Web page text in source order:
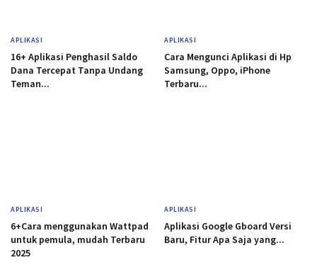
APLIKASI
16+ Aplikasi Penghasil Saldo
Dana Tercepat Tanpa Undang
Teman...
APLIKASI
Cara Mengunci Aplikasi di Hp
Samsung, Oppo, iPhone
Terbaru...
APLIKASI
6+Cara menggunakan Wattpad
untuk pemula, mudah Terbaru
2025
APLIKASI
Aplikasi Google Gboard Versi
Baru, Fitur Apa Saja yang...